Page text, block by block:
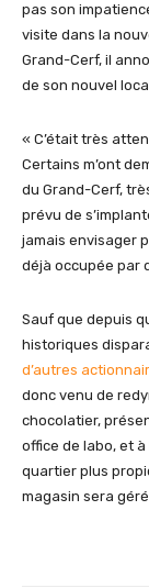
pas son
visite dans la
Grand-Cerf, il
de son nouvel
« C’était très
Certains m’ont
du Grand-Cerf,
prévu de
jamais envisager
déjà occupée par
Sauf que depuis
historiques
d’autres
donc venu de
chocolatier,
office de labo, et à
quartier plus
magasin sera